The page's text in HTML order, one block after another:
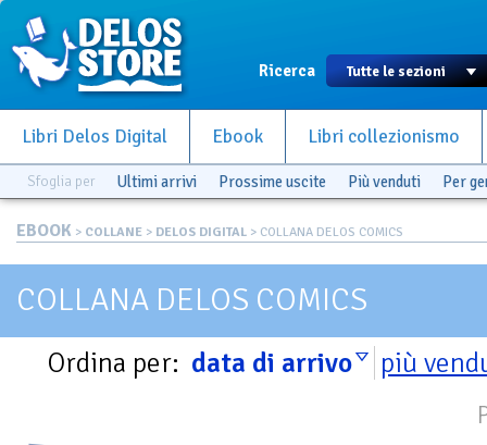
Ricerca
Libri Delos Digital Ebook Libri collezionismo
Sfoglia per Ultimi arrivi Prossime uscite Più venduti Per
EBOOK > COLLANE > DELOS DIGITAL > COLLANA DELOS COMICS
COLLANA DELOS COMICS
Ordina per: data di arrivo più